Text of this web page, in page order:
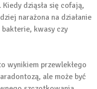
dziąsła się cofają,
narażona na działanie
kwasy czy
wynikiem przewlekłego
ale może być